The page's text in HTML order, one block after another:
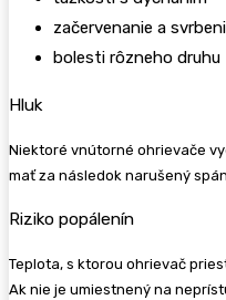
začervenanie a
bolesti rôzneho druhu
Hluk
Niektoré vnútorné ohrievače
mať za následok narušený
Riziko popálenín
Teplota, s ktorou ohrievač
Ak nie je umiestnený na